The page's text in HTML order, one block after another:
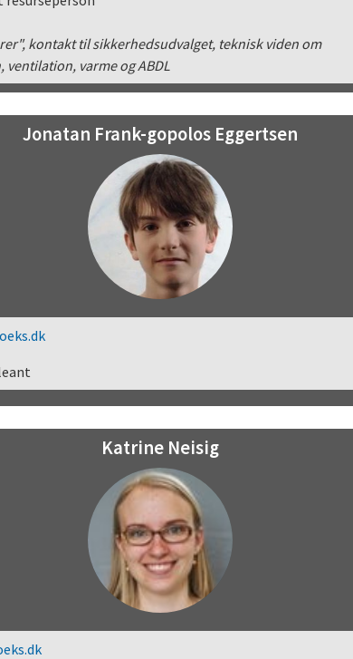
kontakt til sikkerhedsudvalget, teknisk viden om
varme og ABDL
Jonatan Frank-gopolos Eggertsen
Katrine Neisig